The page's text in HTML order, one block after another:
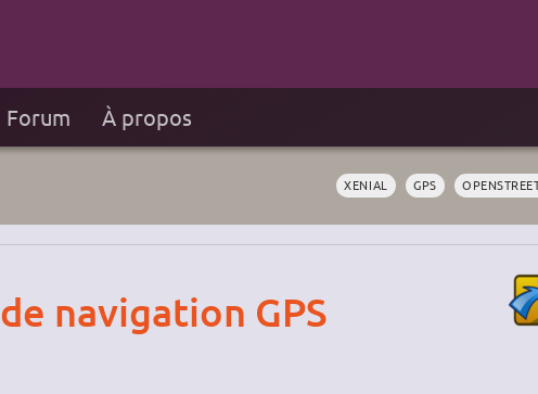
Forum À propos
XENIAL GPS
navigation GPS